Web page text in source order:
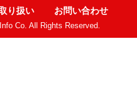
り扱い お問い合わせ
Co. All Rights Reserved.